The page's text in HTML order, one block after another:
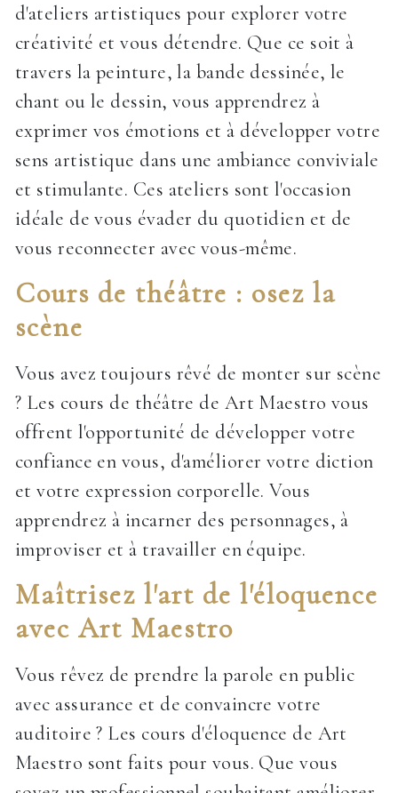
d'ateliers artistiques pour explorer votre
créativité et vous détendre. Que ce soit à
travers la peinture, la bande dessinée, le
chant ou le dessin, vous apprendrez à
exprimer vos émotions et à développer votre
sens artistique dans une ambiance conviviale
et stimulante. Ces ateliers sont l'occasion
idéale de vous évader du quotidien et de
vous reconnecter avec vous-même.
Cours de théâtre : osez la
scène
Vous avez toujours rêvé de monter sur scène
? Les cours de théâtre de Art Maestro vous
offrent l'opportunité de développer votre
confiance en vous, d'améliorer votre diction
et votre expression corporelle. Vous
apprendrez à incarner des personnages, à
improviser et à travailler en équipe.
Maîtrisez l'art de l'éloquence
avec Art Maestro
Vous rêvez de prendre la parole en public
avec assurance et de convaincre votre
auditoire ? Les cours d'éloquence de Art
Maestro sont faits pour vous. Que vous